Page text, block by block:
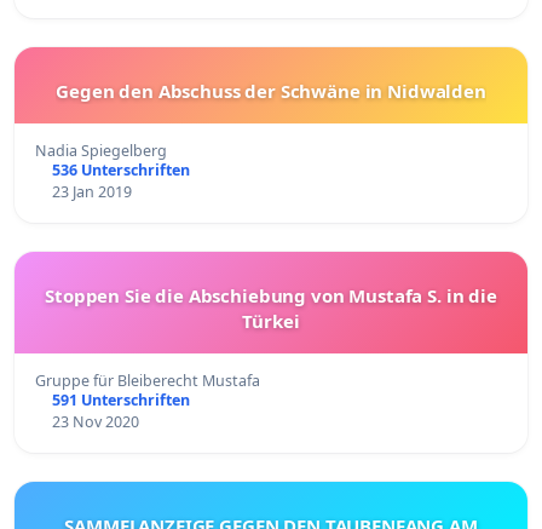
Gegen den Abschuss der Schwäne in Nidwalden
Nadia Spiegelberg
536 Unterschriften
23 Jan 2019
Stoppen Sie die Abschiebung von Mustafa S. in die
Türkei
Gruppe für Bleiberecht Mustafa
591 Unterschriften
23 Nov 2020